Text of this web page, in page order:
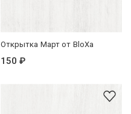
Открытка Март от BloXa
150 ₽